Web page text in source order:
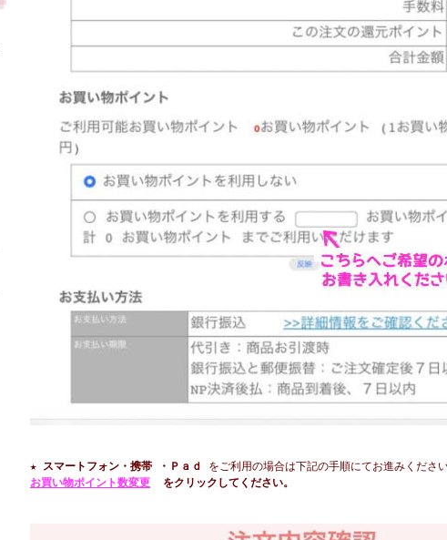
★ スマートフォン・携帯 ・ Ｐａｄ をご利用の場合は下記の手順にてお進みくださ
お買い物ポイント数変更 をクリックして ください。